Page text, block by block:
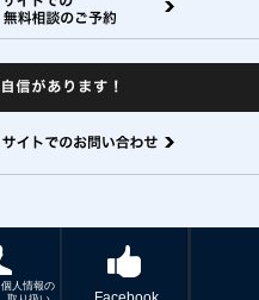
個人情報の